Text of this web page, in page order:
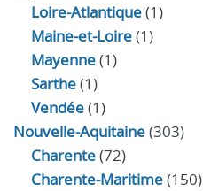
Loire-Atlantique(1)
Maine-et-Loire(1)
Mayenne(1)
Sarthe(1)
Vendée(1)
Nouvelle-Aquitaine(303)
Charente(72)
Charente-Maritime(150)